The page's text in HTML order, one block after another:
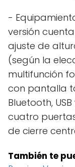
-
versión
ajuste de
(según la
multifunción
con pantalla
Bluetooth,
cuatro
de cierre
También te